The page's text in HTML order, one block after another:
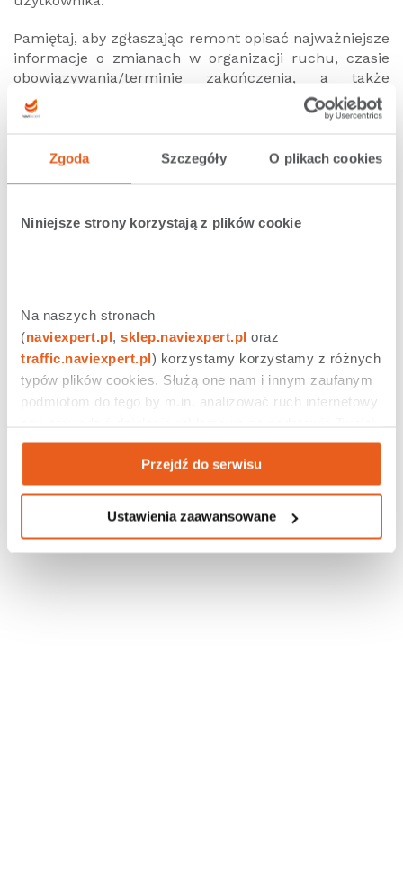
Zgoda Szczegóły O plikach cookies
Niniejsze strony korzystają z plików cookie
Na naszych stronach
(naviexpert.pl, sklep.naviexpert.pl
traffic.naviexpert.pl) korzystamy korzystamy z różnych
typów plików cookies. Służą one nam i innym zaufanym
podmiotom do tego by m.in. analizować ruch internetowy
aktywności na naszych stronach internetowych. Więcej
informacji znajdziesz w naszej polityce prywatności
Przejdź do serwisu
Ustawienia zaawansowane
Pamiętaj, aby zgłaszając remont opisać najważniejsze
informacje o zmianach w organizacji ruchu, czasie
obowiązywania/terminie zakończenia, a także
narysować je i/lub podać link do artykułu w serwisie
internetowym informującym dokładnie o zmianach.
Zgłaszając konieczność poprawy ograniczenia
kierunek obowiązywania ograniczenia prędkości.
remontowe i poprawkowe wysłane za pośrednictwem
Ryśka przyznawane są ręcznie przez serwis mapowy.
Punktowane są tylko pierwsze zgłoszenia danego
Udostępnij